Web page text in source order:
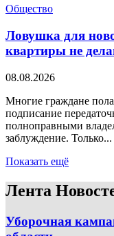
Общество
Ловушка для
квартиры не
08.08.2026
Многие граждане
подписание
полноправными
заблуждение. Только...
Показать ещё
Лента
Уборочная